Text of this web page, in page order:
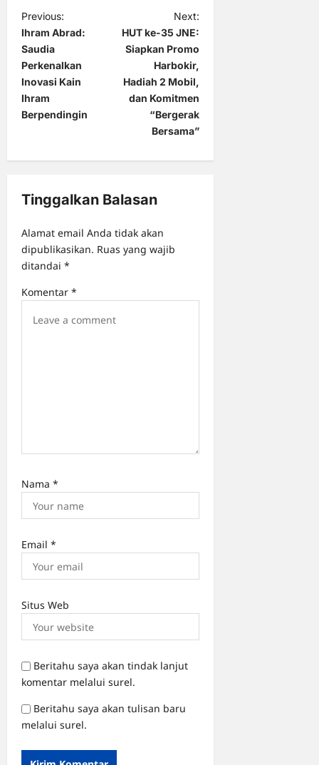
P
o
s
t
n
g
t
i
n
Previous:
Ihram Abrad:
Saudia
Perkenalkan
Inovasi Kain
Ihram
Berpendingin
Next:
HUT ke-35 JNE:
Siapkan Promo
Harbokir,
Hadiah 2 Mobil,
dan Komitmen
“Bergerak
Bersama”
Tinggalkan Balasan
Alamat email Anda tidak akan
dipublikasikan. Ruas yang wajib
ditandai *
Komentar *
Nama *
Email *
Situs Web
Beritahu saya akan tindak lanjut
komentar melalui surel.
Beritahu saya akan tulisan baru
melalui surel.